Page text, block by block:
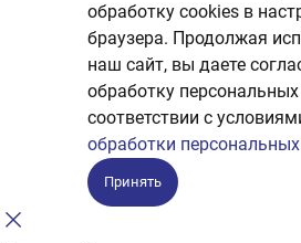
обработку сookies в
браузера. Продолжая
наш сайт, вы даете
обработку
соответствии с
обработки
Принять